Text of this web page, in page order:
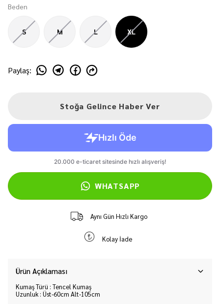
Beden
S M L XL
Paylaş:
Stoğa Gelince Haber Ver
WHATSAPP
Aynı Gün Hızlı Kargo
Kolay İade
Ürün Açıklaması
Kumaş Türü : Tencel Kumaş
Uzunluk : Üst-60cm Alt-105cm